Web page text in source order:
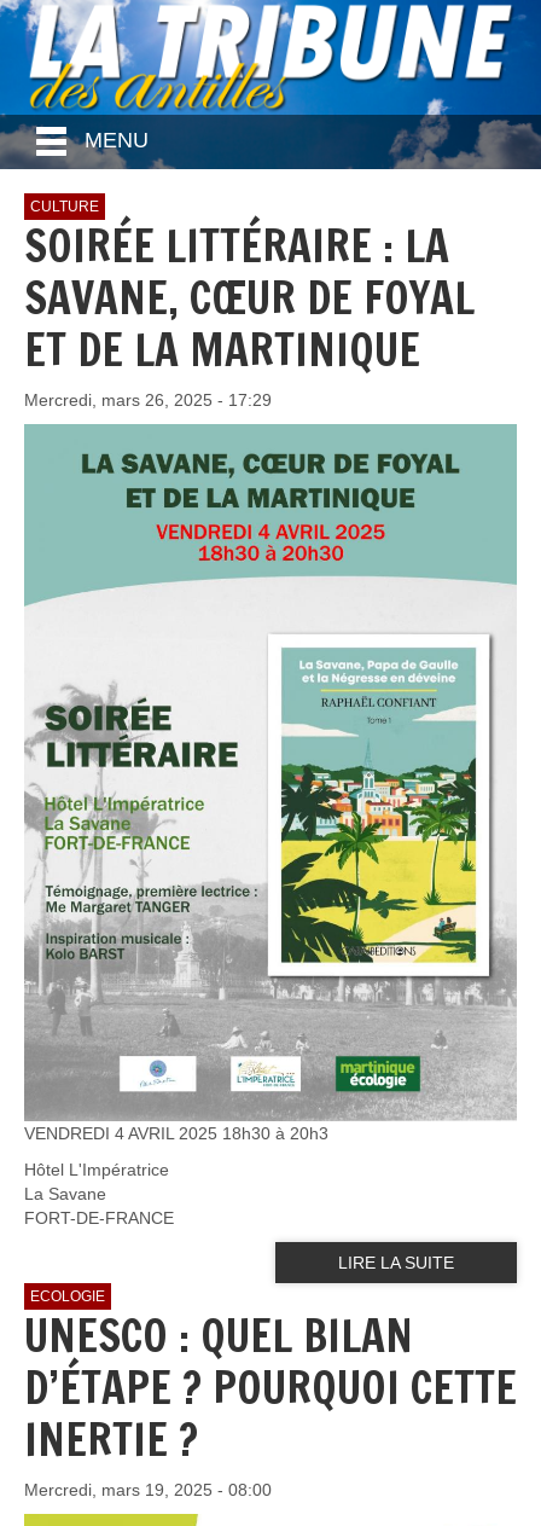
MENU
CULTURE
SOIRÉE LITTÉRAIRE : LA
SAVANE, CŒUR DE FOYAL
ET DE LA MARTINIQUE
Mercredi, mars 26, 2025 - 17:29
VENDREDI 4 AVRIL 2025 18h30 à 20h3
Hôtel L'Impératrice
La Savane
FORT-DE-FRANCE
LIRE LA SUITE
ECOLOGIE
UNESCO : QUEL BILAN
D’ÉTAPE ? POURQUOI CETTE
INERTIE ?
Mercredi, mars 19, 2025 - 08:00